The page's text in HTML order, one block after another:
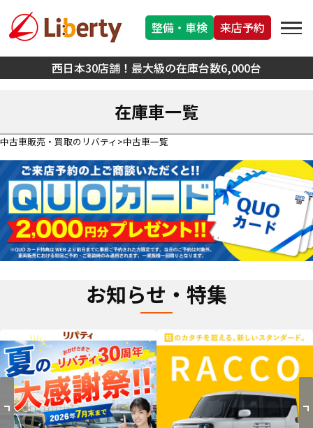
西日本30店舗！最大級の在庫台数6,000台
整備・車検 来店予約
在庫車一覧
中古車販売・買取のリバティ 中古車一覧
お知らせ・特集